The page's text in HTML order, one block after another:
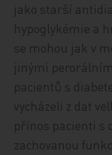
jako starší
hypoglykémie a
se mohou jak v
jinými
pacientů s
vycházeli z dat
přínos pacienti s
zachovanou